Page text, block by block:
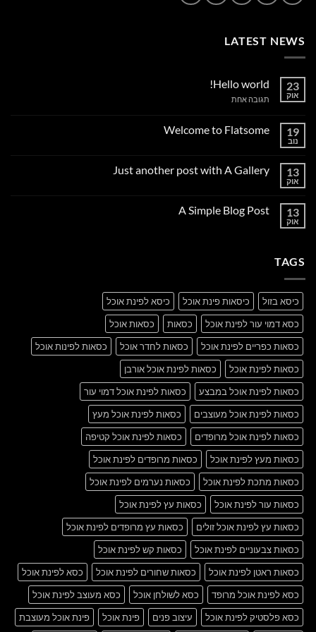
LATEST NEWS
23
אוק
Hello world!
תגובה אחתעל
19
נוב
Welcome to Flatsome
Welcome
13
אוק
Just another post with A Gallery
Just
13
אוק
A Simple Blog Post
TAGS
כיסא בזול כיסאות פינת אוכל
כיסא לפינת אוכל
כסא דמוי עור לפינת אוכל
כסאות
כסאות אוכל
כסאות כפריים לפינת אוכל
כסאות לחדר אוכל
כסאות לפינות אוכל
כסאות לפינת אוכל
כסאות לפינת אוכל אורבן
כסאות לפינת אוכל במבצע
כסאות לפינת אוכל דמוי עור
כסאות לפינת אוכל מעוצבים
כסאות לפינת אוכל מעץ
כסאות לפינת אוכל מרופדים
כסאות לפינת אוכל קטיפה
כסאות מעץ לפינת אוכל
כסאות מרופדים לפינת אוכל
כסאות מתכת לפינת אוכל
כסאות נערמים לפינת אוכל
כסאות עור לפינת אוכל
כסאות עץ לפינת אוכל
כסאות עץ לפינת אוכל זולים
כסאות עץ מרופדים לפינת אוכל
כסאות צבעוניים לפינת אוכל
כסאות קש לפינת אוכל
כסאות ראטן לפינת אוכל
כסאות שחורים לפינת אוכל
כסא לפינת אוכל
כסא לפינת אוכל מרופד
כסא לשולחן אוכל
כסא מעוצב לפינת אוכל
כסא פלסטיק לפינת אוכל
עיצוב פנים פינת אוכל פינת אוכל מעוצבת